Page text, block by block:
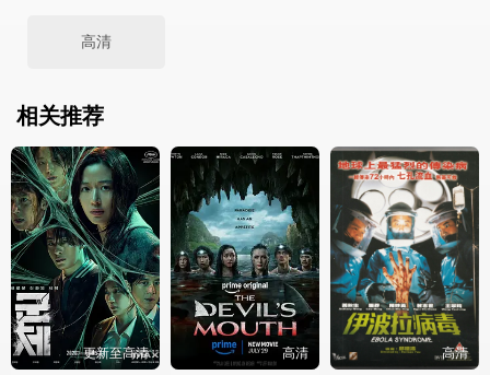
高清
相关推荐
更新至高清 高清 高清